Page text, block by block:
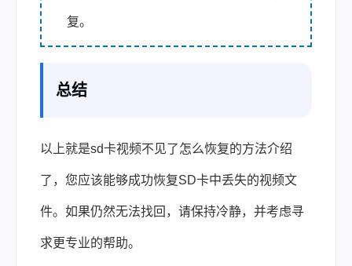
复。
总结
以上就是sd卡视频不见了怎么恢复的方法介绍
了，您应该能够成功恢复SD卡中丢失的视频文
件。如果仍然无法找回，请保持冷静，并考虑寻
求更专业的帮助。